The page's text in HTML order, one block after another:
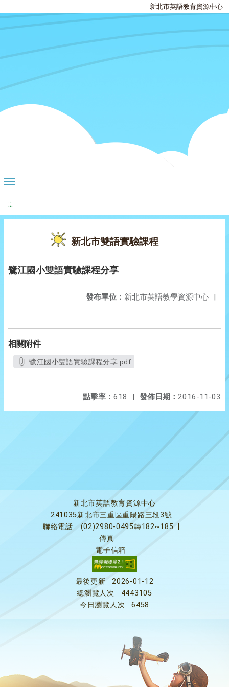
新北市英語教育資源中心
:::
新北市雙語實驗課程
鷺江國小雙語實驗課程分享
發布單位： 新北市英語教學資源中心 |
相關附件
鷺江國小雙語實驗課程分享.pdf
發佈日期： 2016-11-03
點擊率： 618 |
新北市英語教育資源中心
241035新北市三重區重陽路三段3號
聯絡電話
(02)2980-0495轉182~185
傳真
電子信箱
最後更新
2026-01-12
總瀏覽人次
4443105
今日瀏覽人次
6458